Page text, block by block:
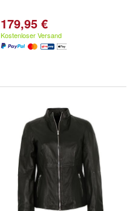
179,95 €
Kostenloser Versand